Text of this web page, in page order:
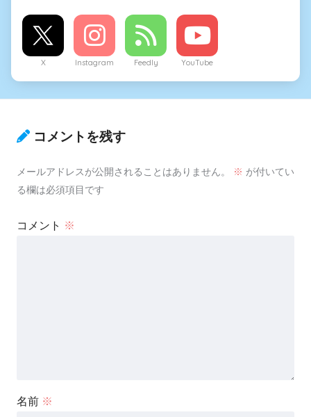
X Instagram Feedly YouTube
コメントを残す
メールアドレスが公開されることはありません。 ※ が付いてい
る欄は必須項目です
コメント ※
名前 ※